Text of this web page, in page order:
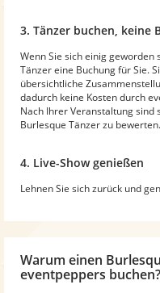
3. Tänzer buchen, keine
Wenn Sie sich einig
Tänzer eine Buchung für Sie.
übersichtliche
dadurch keine Kosten durch
Nach Ihrer Veranstaltung
Burlesque Tänzer zu bewerten.
4. Live-Show genießen
Lehnen Sie sich zurück und
Warum einen
eventpeppers buchen?